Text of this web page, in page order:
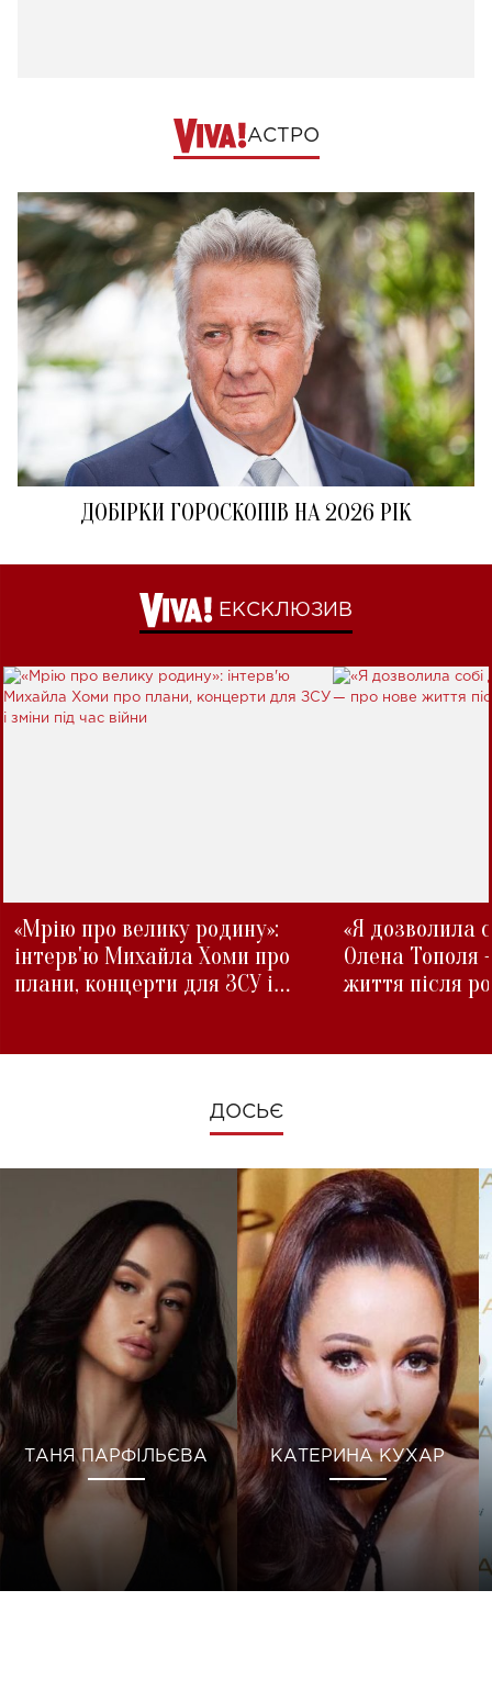
АСТРО
ДОБІРКИ ГОРОСКОПІВ НА 2026 РІК
ЕКСКЛЮЗИВ
«Мрію про велику родину»:
інтерв'ю Михайла Хоми про
плани, концерти для ЗСУ і
«Я дозволила
Олена Тополя
життя після
ДОСЬЄ
ТАНЯ ПАРФІЛЬЄВА КАТЕРИНА КУХАР